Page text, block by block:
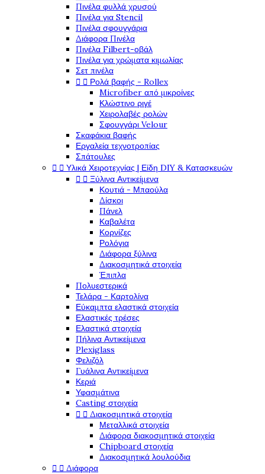
Πινέλα φυλλά χρυσού
Πινέλα για Stencil
Πινέλα σφουγγάρια
Διάφορα Πινέλα
Πινέλα Filbert-οβάλ
Πινέλα για χρώματα κιμωλίας
Σετ πινέλα
  Ρολά βαφής - Rollex
Microfiber από μικροίνες
Κλώστινο ριγέ
Χειρολαβές ρολών
Σφουγγάρι Velour
Σκαφάκια βαφής
Εργαλεία τεχνοτροπίας
Σπάτουλες
  Υλικά Χειροτεχνίας | Είδη DIY & Κατασκευών
  Ξύλινα Αντικείμενα
Κουτιά - Μπαούλα
Δίσκοι
Πάνελ
Καβαλέτα
Κορνίζες
Ρολόγια
Διάφορα ξύλινα
Διακοσμητικά στοιχεία
Έπιπλα
Πολυεστερικά
Τελάρα - Καρτολίνα
Εύκαμπτα ελαστικά στοιχεία
Ελαστικές τρέσες
Ελαστικά στοιχεία
Πήλινα Αντικείμενα
Plexiglass
Φελιζόλ
Γυάλινα Αντικείμενα
Κεριά
Υφασμάτινα
Casting στοιχεία
  Διακοσμητικά στοιχεία
Μεταλλικά στοιχεία
Διάφορα διακοσμητικά στοιχεία
Chipboard στοιχεία
Διακοσμητικά λουλούδια
  Διάφορα